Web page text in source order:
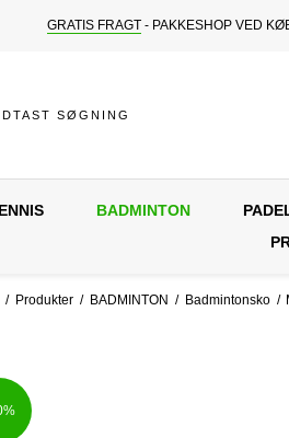
GRATIS FRAGT- PAKKESHOP VED
BADMINTON
/ Produkter / BADMINTON / Badmintonsko /